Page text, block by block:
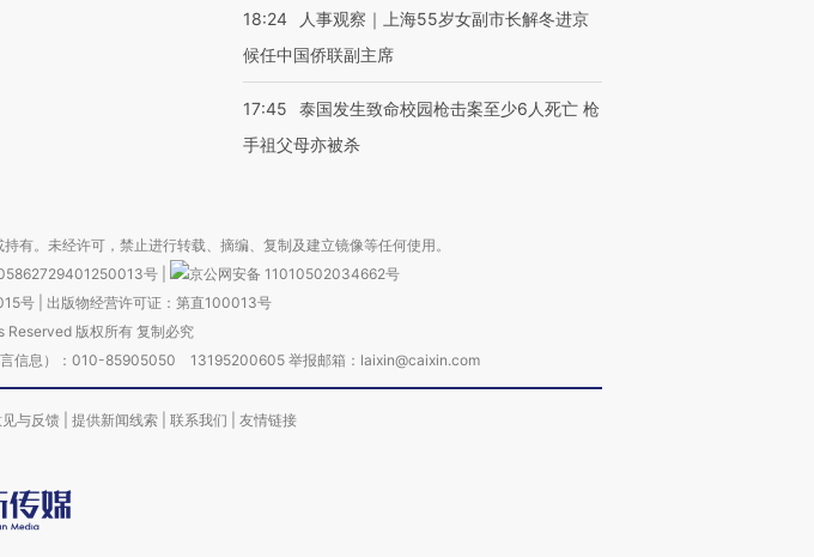
18:24
人事观察｜上海55岁女副市长解冬进京
候任中国侨联副主席
17:45
泰国发生致命校园枪击案至少6人死亡 枪
手祖父母亦被杀
有。未经许可，禁止进行转载、摘编、复制及建立镜像等任何使用。
号
京公网安备 11010502034662号
号| 出版物经营许可证：第直100013号
版权所有 复制必究
言信息）：010-85905050 13195200605 举报邮箱：laixin@caixin.com
与反馈 提供新闻线索 联系我们 友情链接